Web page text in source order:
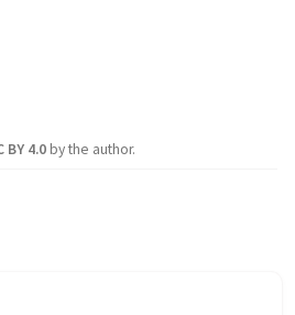
BY 4.0by the author.